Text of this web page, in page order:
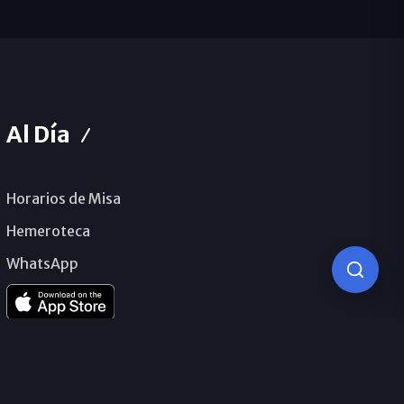
Al Día
Horarios de Misa
Hemeroteca
WhatsApp